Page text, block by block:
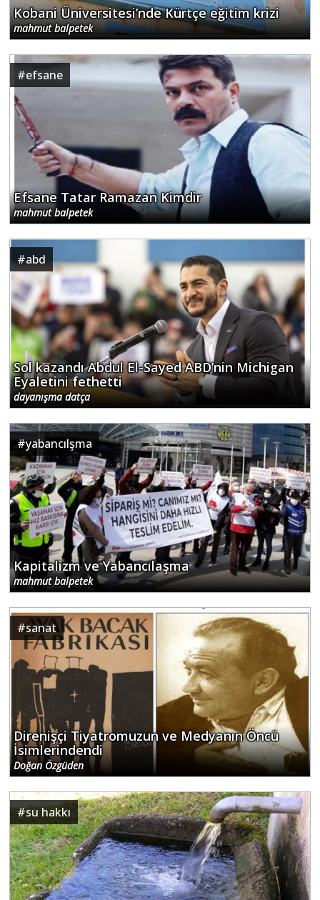
Kobani Üniversitesi’nde Kürtçe eğitim krizi
mahmut balpetek
#efsane
Efsane Tatar Ramazan Kimdir
mahmut balpetek
#abd
Sol kazandı Abdul El-Sayed ABD’nin Michigan
Eyaletini fethetti
dayanışma datça
#yabancılşma
Kapitalizm ve Yabancılaşma
mahmut balpetek
#sanat
Direnişçi Tiyatromuzun ve Medyanın Öncü
İsimlerindendi
Doğan Özgüden
#su hakkı